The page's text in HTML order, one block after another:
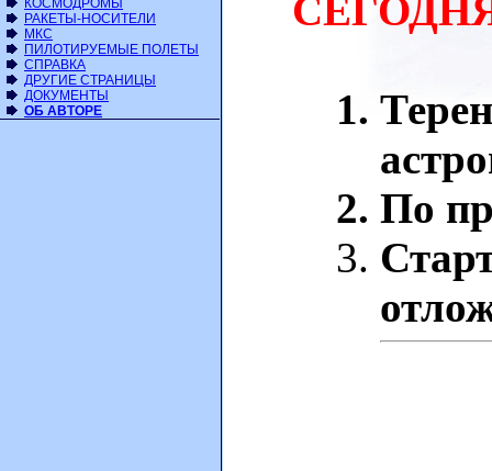
КОСМОДРОМЫ
РАКЕТЫ-НОСИТЕЛИ
МКС
ПИЛОТИРУЕМЫЕ ПОЛЕТЫ
СПРАВКА
ДРУГИЕ СТРАНИЦЫ
ДОКУМЕНТЫ
ОБ АВТОРЕ
По